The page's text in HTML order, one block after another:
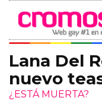
Lana Del
nuevo
¿ESTÁ MUERTA?